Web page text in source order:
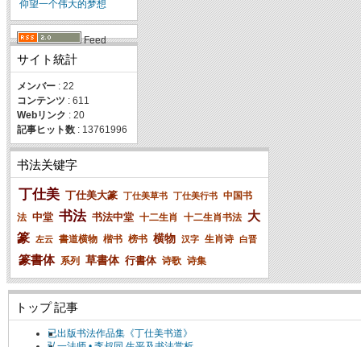
仰望一个伟大的梦想
Feed
サイト統計
メンバー : 22
コンテンツ : 611
Webリンク : 20
記事ヒット数 : 13761996
书法关键字
丁仕美 丁仕美大篆 丁仕美草书 丁仕美行书 中国书
法 中堂 书法 书法中堂 十二生肖 十二生肖书法 大
篆 左云 書道横物 楷书 榜书 横物 汉字 生肖诗 白晋
篆書体 系列 草書体 行書体 诗歌 诗集
トップ 記事
已出版书法作品集《丁仕美书道》